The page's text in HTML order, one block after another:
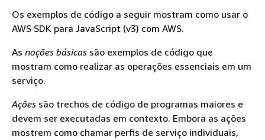
Os exemplos de código a seguir mostram como usar o
AWS SDK para JavaScript (v3) com AWS.
As noções básicas são exemplos de código que
mostram como realizar as operações essenciais em um
serviço.
Ações são trechos de código de programas maiores e
devem ser executadas em contexto. Embora as ações
mostrem como chamar perfis de serviço individuais,